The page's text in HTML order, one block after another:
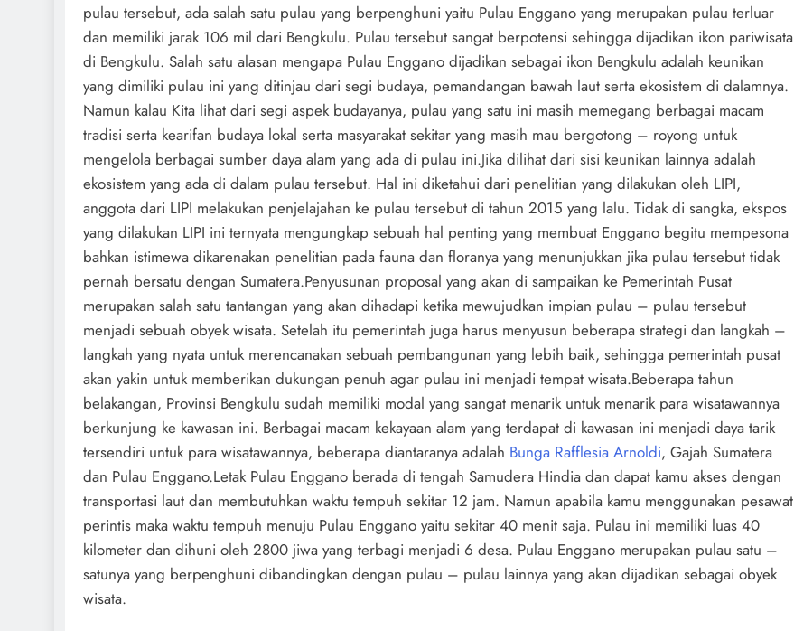
pulau tersebut, ada salah satu pulau yang berpenghuni yaitu Pulau Enggano yang merupakan pulau terluar
dan memiliki jarak 106 mil dari Bengkulu. Pulau tersebut sangat berpotensi sehingga dijadikan ikon pariwisata
di Bengkulu. Salah satu alasan mengapa Pulau Enggano dijadikan sebagai ikon Bengkulu adalah keunikan
yang dimiliki pulau ini yang ditinjau dari segi budaya, pemandangan bawah laut serta ekosistem di dalamnya.
Namun kalau Kita lihat dari segi aspek budayanya, pulau yang satu ini masih memegang berbagai macam
tradisi serta kearifan budaya lokal serta masyarakat sekitar yang masih mau bergotong – royong untuk
mengelola berbagai sumber daya alam yang ada di pulau ini.Jika dilihat dari sisi keunikan lainnya adalah
ekosistem yang ada di dalam pulau tersebut. Hal ini diketahui dari penelitian yang dilakukan oleh LIPI,
anggota dari LIPI melakukan penjelajahan ke pulau tersebut di tahun 2015 yang lalu. Tidak di sangka, ekspos
yang dilakukan LIPI ini ternyata mengungkap sebuah hal penting yang membuat Enggano begitu mempesona
bahkan istimewa dikarenakan penelitian pada fauna dan floranya yang menunjukkan jika pulau tersebut tidak
pernah bersatu dengan Sumatera.Penyusunan proposal yang akan di sampaikan ke Pemerintah Pusat
merupakan salah satu tantangan yang akan dihadapi ketika mewujudkan impian pulau – pulau tersebut
menjadi sebuah obyek wisata. Setelah itu pemerintah juga harus menyusun beberapa strategi dan langkah –
langkah yang nyata untuk merencanakan sebuah pembangunan yang lebih baik, sehingga pemerintah pusat
akan yakin untuk memberikan dukungan penuh agar pulau ini menjadi tempat wisata.Beberapa tahun
belakangan, Provinsi Bengkulu sudah memiliki modal yang sangat menarik untuk menarik para wisatawannya
berkunjung ke kawasan ini. Berbagai macam kekayaan alam yang terdapat di kawasan ini menjadi daya tarik
tersendiri untuk para wisatawannya, beberapa diantaranya adalah Bunga Rafflesia Arnoldi, Gajah Sumatera
dan Pulau Enggano.Letak Pulau Enggano berada di tengah Samudera Hindia dan dapat kamu akses dengan
transportasi laut dan membutuhkan waktu tempuh sekitar 12 jam. Namun apabila kamu menggunakan pesawat
perintis maka waktu tempuh menuju Pulau Enggano yaitu sekitar 40 menit saja. Pulau ini memiliki luas 40
kilometer dan dihuni oleh 2800 jiwa yang terbagi menjadi 6 desa. Pulau Enggano merupakan pulau satu –
satunya yang berpenghuni dibandingkan dengan pulau – pulau lainnya yang akan dijadikan sebagai obyek
wisata.